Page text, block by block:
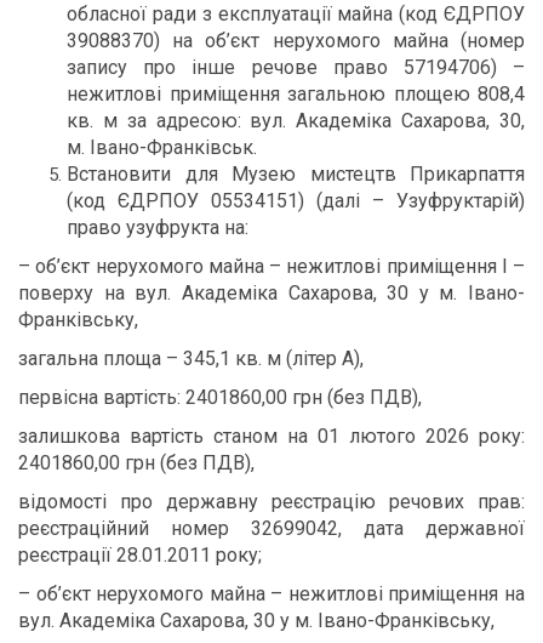
обласної ради з експлуатації майна (код ЄДРПОУ
39088370) на об’єкт нерухомого майна (номер
запису про інше речове право 57194706) –
нежитлові приміщення загальною площею 808,4
кв. м за адресою: вул. Академіка Сахарова, 30,
м. Івано-Франківськ.
Встановити для Музею мистецтв Прикарпаття
(код ЄДРПОУ 05534151) (далі – Узуфруктарій)
право узуфрукта на:
– об’єкт нерухомого майна – нежитлові приміщення I –
поверху на вул. Академіка Сахарова, 30 у м. Івано-
Франківську,
загальна площа – 345,1 кв. м (літер А),
первісна вартість: 2401860,00 грн (без ПДВ),
залишкова вартість станом на 01 лютого 2026 року:
2401860,00 грн (без ПДВ),
відомості про державну реєстрацію речових прав:
реєстраційний номер 32699042, дата державної
реєстрації 28.01.2011 року;
– об’єкт нерухомого майна – нежитлові приміщення на
вул. Академіка Сахарова, 30 у м. Івано-Франківську,